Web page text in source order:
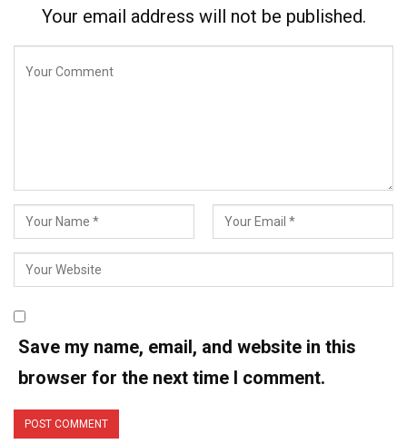
Your email address will not be published.
Save my name, email, and website in this
browser for the next time I comment.